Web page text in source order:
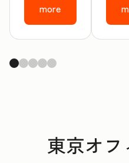
more
東京オフ